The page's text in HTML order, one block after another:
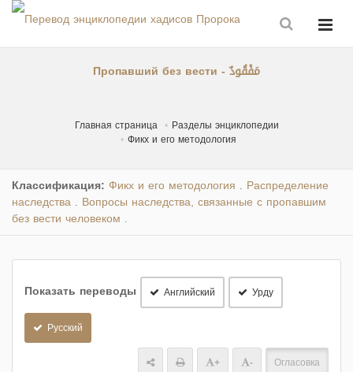
Пропавший без вести - مَفْقُودٌ
Главная страница
Разделы энциклопедии
Фикх и его методология
Классификация: Фикх и его методология Распределение
наследства Вопросы наследства, связанные с пропавшим
без вести человеком
Показать переводы Английский Урду
Русский
+
- Огласовка